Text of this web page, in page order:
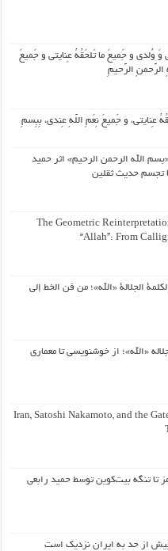
وَ وُلدی و جَمیعَ ما تَلحَقُهُ عِنایتی و جَمیعَ
الرَّحمنِ الرَّحیمِ
عِنایتی، و جَمیعَ نِعَمِ اللّهِ عِندی، بِبِسمِ
الله الرحمن الرحیم» اثر حمید
تجسم حدیث ثقلین
The Geometric
“Allah”: From
الجلالة «الله»؛ من فن الخط إلى
«الله»؛ از خوشنویسی تا معماری
Iran, Satoshi Nakamoto, and the
تا تنگه بیت‌کوین توسط حمید رابعی
بیش از حد به ایران نزدیک است